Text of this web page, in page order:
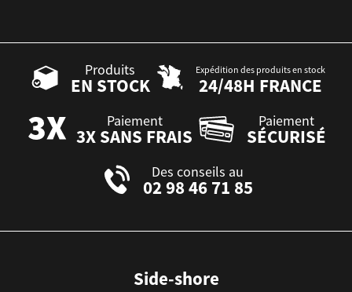
Produits
EN STOCK
Expédition des produits en stock
24/48H FRANCE
Paiement
3X SANS FRAIS
Paiement
SÉCURISÉ
Des conseils au
02 98 46 71 85
Side-shore